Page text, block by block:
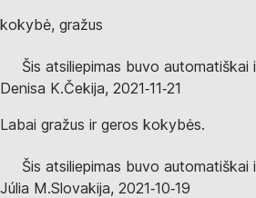
kokybė, gražus
Šis atsiliepimas buvo automatiškai
Denisa K.Čekija, 2021‑11‑21
Labai gražus ir geros kokybės.
Šis atsiliepimas buvo automatiškai
Júlia M.Slovakija, 2021‑10‑19